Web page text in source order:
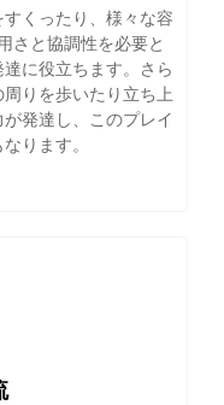
くったり、様々な容
さと協調性を必要と
に役立ちます。さら
りを歩いたり立ち上
発達し、このプレイ
ります。